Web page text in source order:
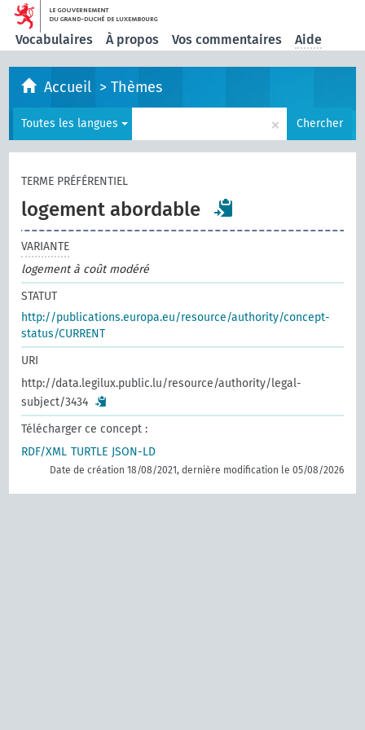
Vocabulaires À propos Vos commentaires Aide
Accueil >Thèmes
Toutes les langues × Chercher
TERME PRÉFÉRENTIEL
logement abordable
VARIANTE
logement à coût modéré
STATUT
http://publications.europa.eu/resource/authority/concept-
status/CURRENT
URI
http://data.legilux.public.lu/resource/authority/legal-
subject/3434
Télécharger ce concept :
RDF/XML TURTLE JSON-LD
Date de création 18/08/2021, dernière modification le 05/08/2026